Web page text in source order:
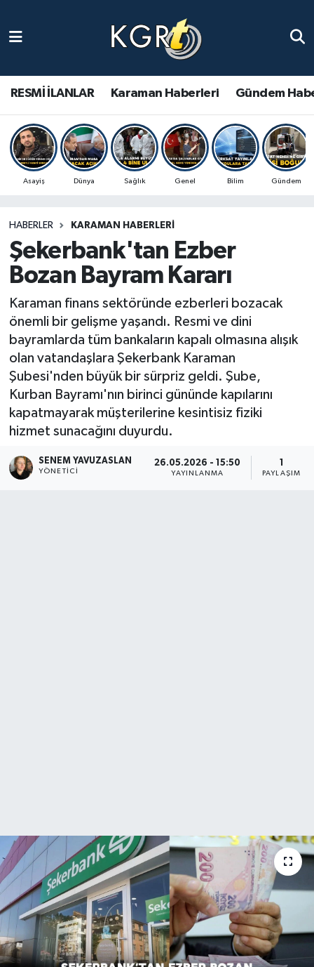
RESMİ İLANLAR Karaman Haberleri Gündem
Asayiş Dünya Sağlık Genel Bilim Gündem
HABERLER KARAMAN HABERLERI
Şekerbank'tan Ezber
Bozan Bayram Kararı
Karaman finans sektöründe ezberleri bozacak
önemli bir gelişme yaşandı. Resmi ve dini
bayramlarda tüm bankaların kapalı olmasına alışık
olan vatandaşlara Şekerbank Karaman
Şubesi'nden büyük bir sürpriz geldi. Şube,
Kurban Bayramı'nın birinci gününde kapılarını
kapatmayarak müşterilerine kesintisiz fiziki
hizmet sunacağını duyurdu.
SENEM YAVUZASLAN
YÖNETICI
26.05.2026 - 15:50
YAYINLANMA
1
PAYLAŞIM
Gündem Haberleri
Güncel Haberler
Spor Haberleri
Ulusal Haberler
Vefat Edenler